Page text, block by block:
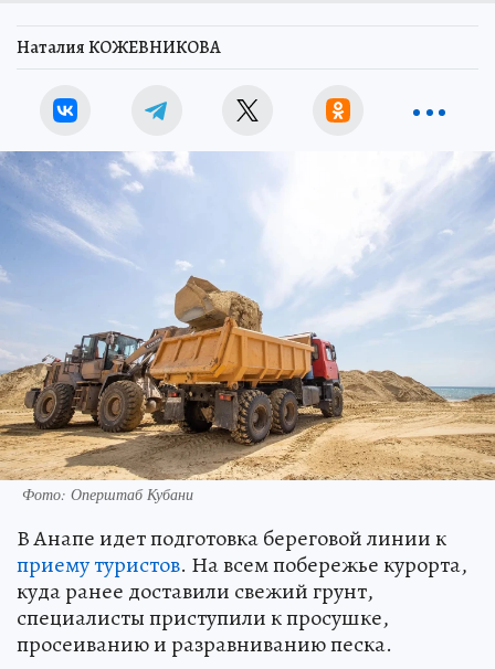
Наталия КОЖЕВНИКОВА
Фото: Оперштаб Кубани
В Анапе идет подготовка береговой линии к
приему туристов. На всем побережье курорта,
куда ранее доставили свежий грунт,
специалисты приступили к просушке,
просеиванию и разравниванию песка.